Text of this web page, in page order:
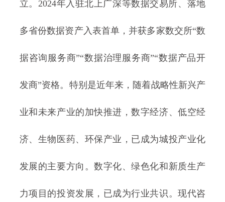
立。2024年入驻北上广深等数据交易所、落地
多省份数据资产入表首单，并获多家数交所“数
据咨询服务商”“数据治理服务商”“数据产品开
发商”资格。特别是近年来，随着战略性新兴产
业和未来产业的加快推进，数字经济、低空经
济、生物医药、环保产业，已成为城投产业化
发展的主要方向。数字化、绿色化和新质生产
力项目的投资发展，已成为行业共识。现代咨